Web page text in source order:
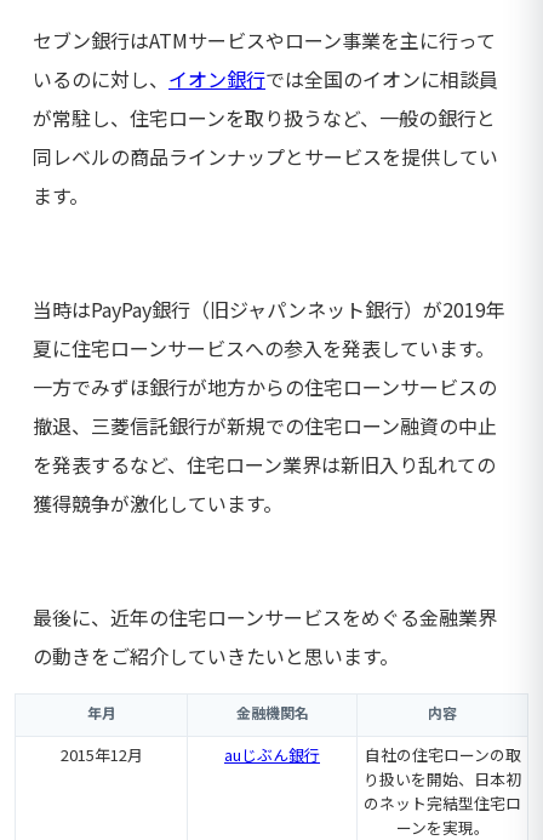
セブン銀行はATMサービスやローン事業を主に行って
いるのに対し、 イオン銀行では全国のイオンに相談員
が常駐し、住宅ローンを取り扱うなど、一般の銀行と
同レベルの商品ラインナップとサービスを提供してい
ます。
当時はPayPay銀行（旧ジャパンネット銀行）が2019年
夏に住宅ローンサービスへの参入を発表しています。
一方でみずほ銀行が地方からの住宅ローンサービスの
撤退、三菱信託銀行が新規での住宅ローン融資の中止
を発表するなど、住宅ローン業界は新旧入り乱れての
獲得競争が激化しています。
最後に、近年の住宅ローンサービスをめぐる金融業界
の動きをご紹介していきたいと思います。
年月 金融機関名 内容
2015年12月 auじぶん銀行
自社の住宅ローンの取
り扱いを開始、日本初
のネット完結型住宅ロ
ーンを実現。